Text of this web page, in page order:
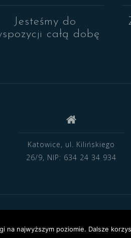
Jesteśmy do
całą dobę
Katowice, ul. Kilińskiego
26/9, NIP: 634 24 34 934
na najwyższym poziomie. Dalsze